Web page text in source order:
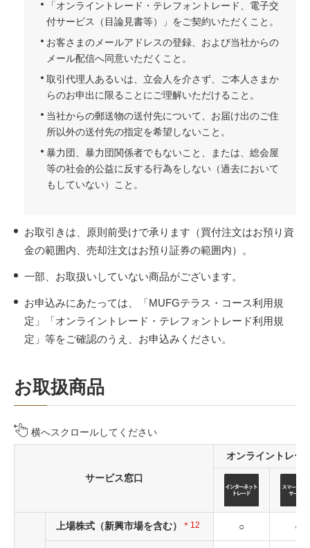
「オンライントレード・テレフォントレード、電子交
付サービス（目論見書等）」をご契約いただくこと。
お客さまのメールアドレスの登録、および当社からの
メール配信へ同意いただくこと。
取引代理人あるいは、立会人を介さず、ご本人さまか
らのお申出に限ることにご理解いただけること。
当社からの郵送物の送付先について、お届け出のご住
所以外の送付先の指定を希望しないこと。
暴力団、暴力団関係者でもないこと、または、総会屋
等の社会的公益に反する行為をしない（過去において
もしていない）こと。
お取引きは、原則前受けで承ります（買付注文はお預り資
金の範囲内、売却注文はお預り証券の範囲内）。
一部、お取扱いしていない商品がございます。
お申込みにあたっては、「MUFGテラス・コース利用規
定」「オンライントレード・テレフォントレード利用規
定」等をご確認のうえ、お申込みください。
お取扱商品
横へスクロールしてください
サービス窓口
オンライントレー
上場株式（新興市場を含む） ＊12 ○ ○